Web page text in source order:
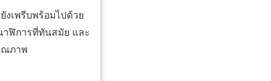
เพรีบพร้อมไปด้วย
าฬิการที่ทันสมัย และ
ณภาพ